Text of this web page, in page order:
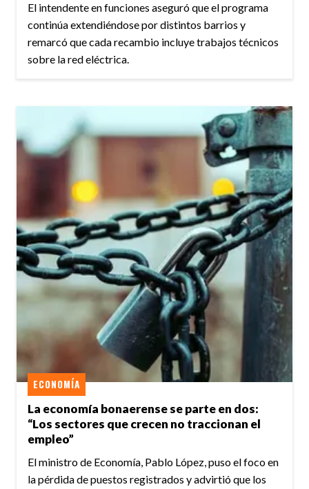
El intendente en funciones aseguró que el programa
continúa extendiéndose por distintos barrios y
remarcó que cada recambio incluye trabajos técnicos
sobre la red eléctrica.
La economía bonaerense se parte en dos:
“Los sectores que crecen no traccionan el
empleo”
ECONOMÍA
El ministro de Economía, Pablo López, puso el foco en
la pérdida de puestos registrados y advirtió que los